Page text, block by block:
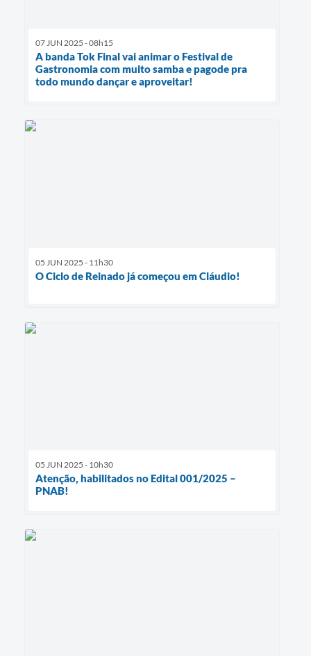
07 JUN 2025 - 08h15
A banda Tok Final vai animar o Festival de
Gastronomia com muito samba e pagode pra
todo mundo dançar e aproveitar!
05 JUN 2025 - 11h30
O Ciclo de Reinado já começou em Cláudio!
05 JUN 2025 - 10h30
Atenção, habilitados no Edital 001/2025 –
PNAB!